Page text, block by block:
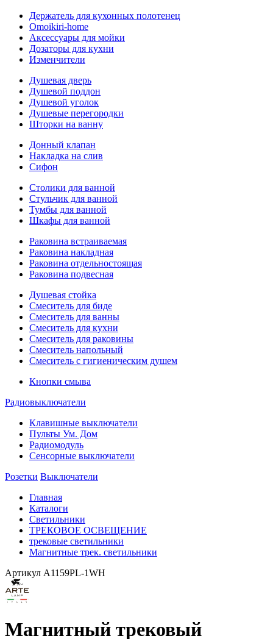
Держатель для кухонных полотенец
Omoikiri-home
Аксессуары для мойки
Дозаторы для кухни
Изменчители
Душевая дверь
Душевой поддон
Душевой уголок
Душевые перегородки
Шторки на ванну
Донный клапан
Накладка на слив
Сифон
Столики для ванной
Стульчик для ванной
Тумбы для ванной
Шкафы для ванной
Раковина встраиваемая
Раковина накладная
Раковина отдельностоящая
Раковина подвесная
Душевая стойка
Смеситель для биде
Смеситель для ванны
Смеситель для кухни
Смеситель для раковины
Смеситель напольный
Смеситель с гигиеническим душем
Кнопки смыва
Радиовыключатели
Клавишные выключатели
Пульты Ум. Дом
Радиомодуль
Сенсорные выключатели
Розетки Выключатели
Главная
Каталоги
Светильники
ТРЕКОВОЕ ОСВЕЩЕНИЕ
трековые светильники
Магнитные трек. светильники
Артикул A1159PL-1WH
Магнитный трековый